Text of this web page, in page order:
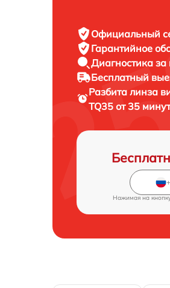
Официальный
Гарантийное
Диагностика за
Бесплатный
Разбита линза
TQ35 от 35 минут
Нажимая на